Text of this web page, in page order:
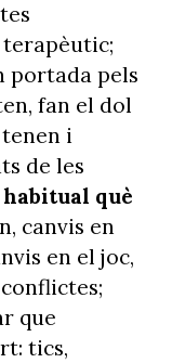
portada pels
fan el dol
i
de les
què
canvis en
en el joc,
que
tics,